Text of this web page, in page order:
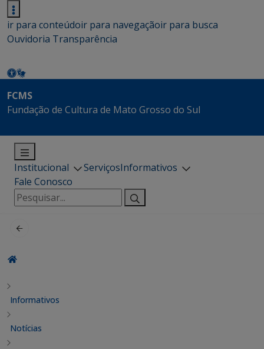
ir para conteúdoir para navegaçãoir para busca
Ouvidoria Transparência
FCMS
Fundação de Cultura de Mato Grosso do Sul
Institucional ServiçosInformativos
Fale Conosco
Pesquisar
por:
Informativos
Notícias